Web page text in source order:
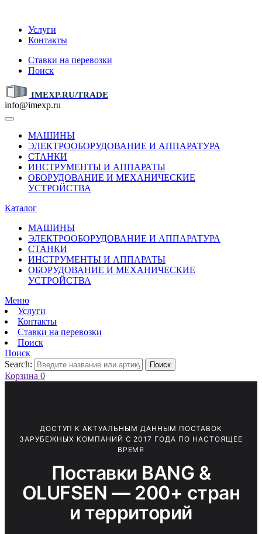
Услуги
Контакты
Ставки на перевозки
Поиск
IMEXP.RU/TRADE
info@imexp.ru
МАШИНЫ
ЭЛЕКТРООБОРУДОВАНИЕ И АППАРАТУРА
СТАНКИ
ИНСТРУМЕНТЫ И АППАРАТЫ
ОБОРУДОВАНИЕ И МЕХАНИЧЕСКИЕ
УСТРОЙСТВА
Каталог
МАШИНЫ
ЭЛЕКТРООБОРУДОВАНИЕ И АППАРАТУРА
СТАНКИ
ИНСТРУМЕНТЫ И АППАРАТЫ
ОБОРУДОВАНИЕ И МЕХАНИЧЕСКИЕ
УСТРОЙСТВА
Меню
Услуги
Контакты
Ставки на перевозки
Поиск
Поиск
Search:
Поиск
Корзина 0
ДОСТУП К АКТУАЛЬНЫМ ДАННЫМ ПОСТАВОК
ЗАРУБЕЖНЫХ КОМПАНИЙ С 2017 ГОДА ПО НАСТОЯЩЕЕ
ВРЕМЯ
Поставки BANG &
OLUFSEN — 200+ стран
и территорий